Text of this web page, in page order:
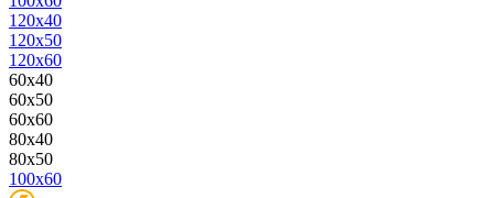
120x40
120x50
120x60
60x40
60x50
60x60
80x40
80x50
100x60